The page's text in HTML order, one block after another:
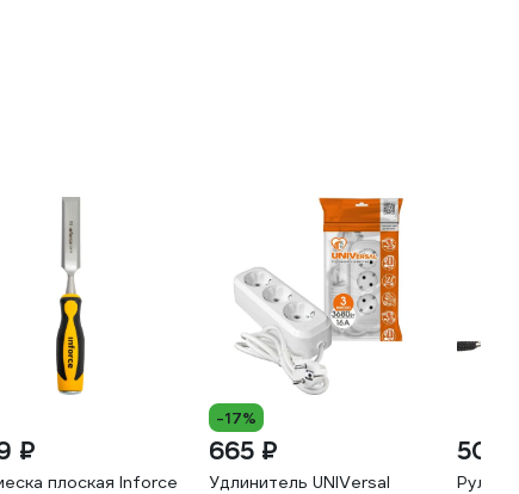
₽
плоская Inforce
-17%
665 ₽
Удлинитель UNIVersal
500